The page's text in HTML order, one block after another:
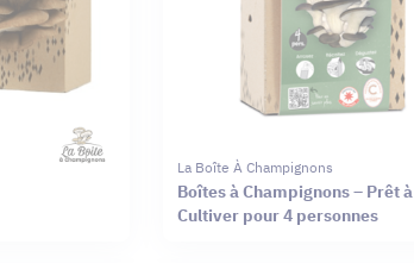
La Boîte À Champignons
Boîtes à Champignons – Prêt à
Cultiver pour 4 personnes